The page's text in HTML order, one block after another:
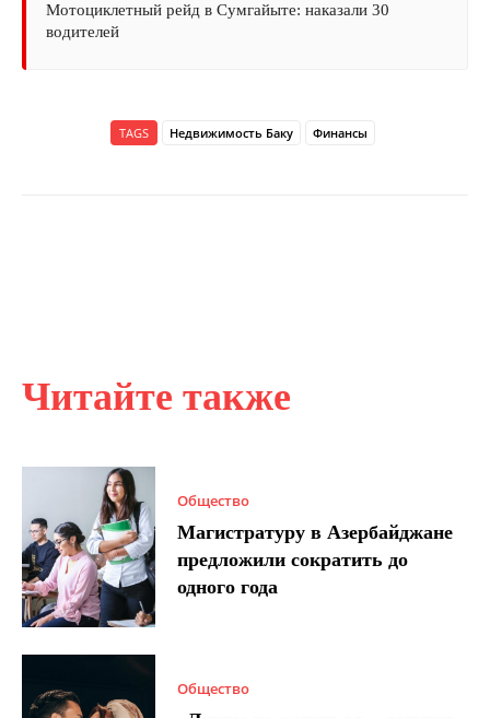
Читайте также
Общество
Магистратуру в Азербайджане
предложили сократить до
одного года
Общество
Мотоциклетный рейд в Сумгайыте: наказали 30
водителей
TAGS Недвижимость Баку Финансы